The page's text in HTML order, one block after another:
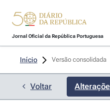
Jornal Oficial da República Portuguesa
Início Versão consolidada
Voltar